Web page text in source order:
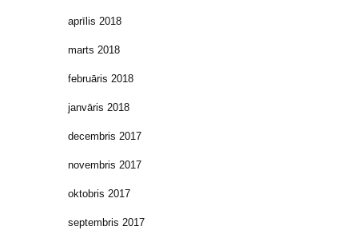
aprīlis 2018
marts 2018
februāris 2018
janvāris 2018
decembris 2017
novembris 2017
oktobris 2017
septembris 2017